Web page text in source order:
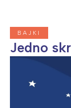
BAJKI
Jedno